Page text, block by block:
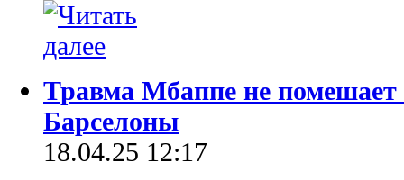
Травма Мбаппе не помешает
Барселоны
18.04.25 12:17